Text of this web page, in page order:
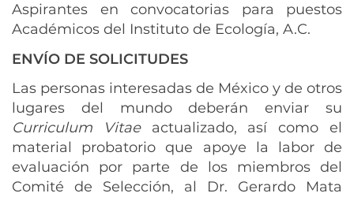
Aspirantes en convocatorias para puestos
Académicos del Instituto de Ecología, A.C.
ENVÍO DE SOLICITUDES
Las personas interesadas de México y de otros
lugares del mundo deberán enviar su
Curriculum Vitaeactualizado, así como el
material probatorio que apoye la labor de
evaluación por parte de los miembros del
Comité de Selección, al Dr. Gerardo Mata